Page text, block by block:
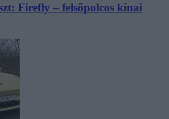
Firefly – felsőpolcos kínai